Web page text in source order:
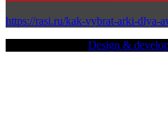
https://rasi.ru/kak-vybrat-arki-dlya-
Design &